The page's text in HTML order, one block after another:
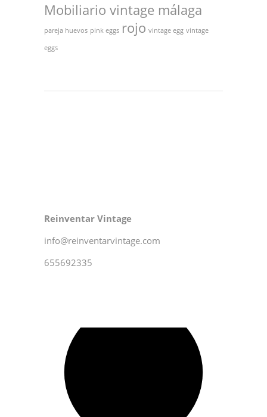
Mobiliario vintage málaga
pareja huevos pink eggs rojo vintage egg vintage
eggs
Reinventar Vintage
info@reinventarvintage.com
655692335